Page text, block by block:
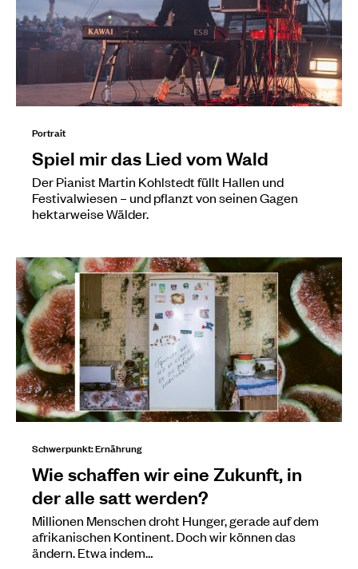
Portrait
Spiel mir das Lied vom Wald
Der Pianist Martin Kohlstedt füllt Hallen und
Festivalwiesen – und pflanzt von seinen Gagen
hektarweise Wälder.
Schwerpunkt: Ernährung
Wie schaffen wir eine Zukunft, in
der alle satt werden?
Millionen Menschen droht Hunger, gerade auf dem
afrikanischen Kontinent. Doch wir können das
ändern. Etwa indem…